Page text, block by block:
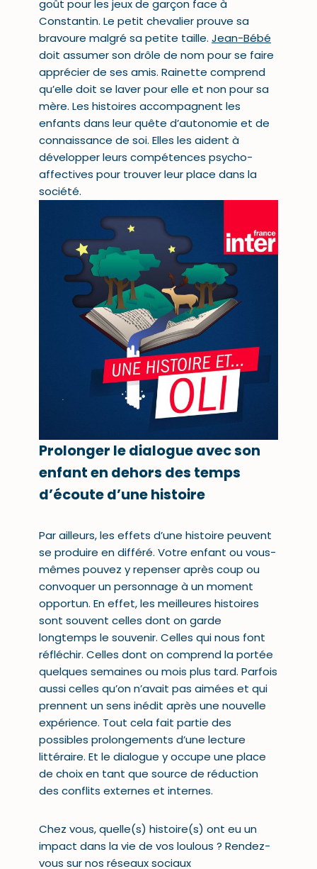
goût pour les jeux de garçon face à
Constantin. Le petit chevalierprouve sa
bravoure malgré sa petite taille. Jean-Bébé
doit assumer son drôle de nom pour se faire
apprécier de ses amis. Rainette comprend
qu’elle doit se laver pour elle et non pour sa
mère. Les histoires accompagnent les
enfants dans leur quête d’autonomie et de
connaissance de soi. Elles les aident à
développer leurs compétences psycho-
affectives pour trouver leur place dans la
société.
Prolonger le dialogue avec son
enfant en dehors des temps
d’écoute d’une histoire
Par ailleurs, les effets d’une histoire peuvent
se produire en différé. Votre enfant ou vous-
mêmes pouvez y repenser après coup ou
convoquer un personnage à un moment
opportun. En effet, les meilleures histoires
sont souvent celles dont on garde
longtemps le souvenir. Celles qui nous font
réfléchir. Celles dont on comprend la portée
quelques semaines ou mois plus tard. Parfois
aussi celles qu’on n’avait pas aimées et qui
prennent un sens inédit après une nouvelle
expérience. Tout cela fait partie des
possibles prolongements d’une lecture
littéraire. Et le dialogue y occupe une place
de choix en tant que source de réduction
des conflits externes et internes.
Chez vous, quelle(s) histoire(s) ont eu un
impact dans la vie de vos loulous ? Rendez-
vous sur nos réseaux sociaux